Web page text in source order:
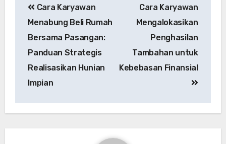
Cara Karyawan
Menabung Beli Rumah
Bersama Pasangan:
Panduan Strategis
Realisasikan Hunian
Impian
Cara Karyawan
Mengalokasikan
Penghasilan
Tambahan untuk
Kebebasan Finansial